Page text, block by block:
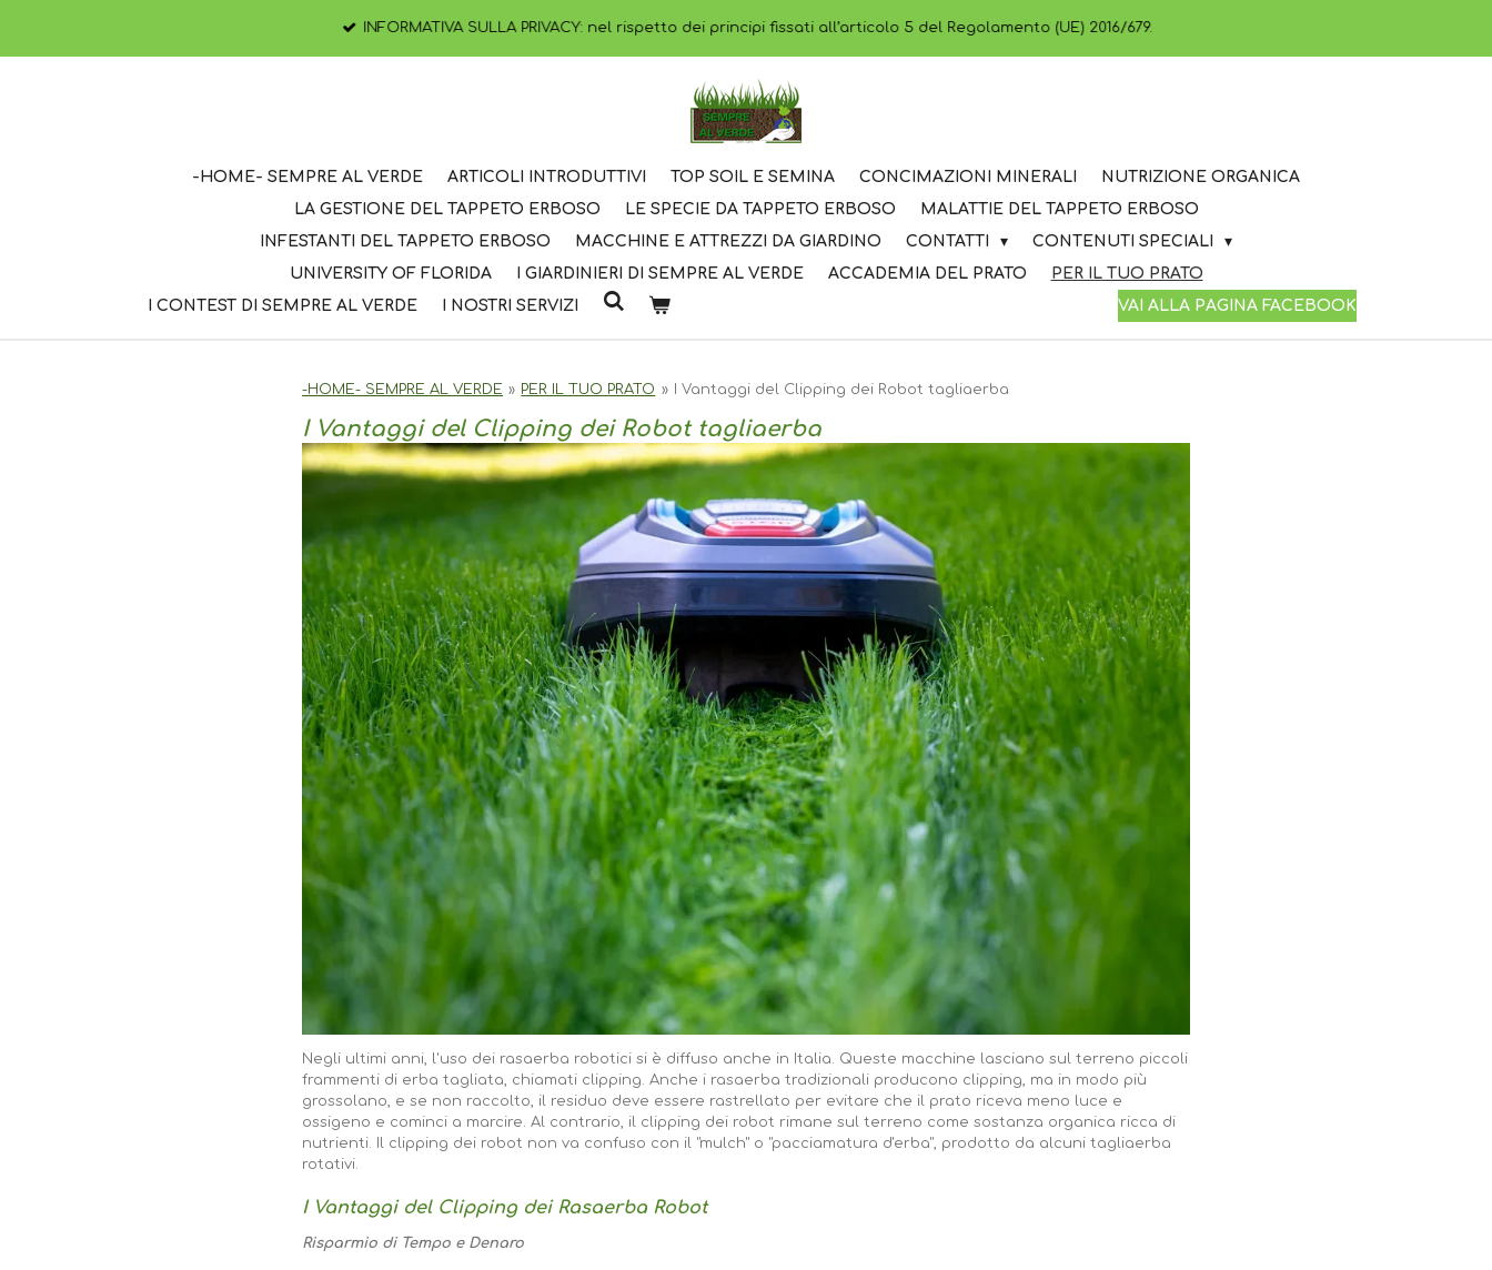
INFORMATIVA SULLA PRIVACY: nel rispetto dei principi fissati all’articolo 5 del Regolamento (UE) 2016/679.
-HOME- SEMPRE AL VERDE ARTICOLI INTRODUTTIVI TOP SOIL E SEMINA CONCIMAZIONI MINERALI
NUTRIZIONE ORGANICA
LA GESTIONE DEL TAPPETO ERBOSO
LE SPECIE DA TAPPETO ERBOSO
MALATTIE DEL TAPPETO ERBOSO
INFESTANTI DEL TAPPETO ERBOSO
MACCHINE E ATTREZZI DA GIARDINO CONTATTI
CONTENUTI SPECIALI
UNIVERSITY OF FLORIDA
I GIARDINIERI DI SEMPRE AL VERDE ACCADEMIA DEL PRATO
PER IL TUO PRATO
I CONTEST DI SEMPRE AL VERDE
I NOSTRI SERVIZI VAI ALLA PAGINA FACEBOOK
-HOME- SEMPRE AL VERDE » PER IL TUO PRATO » I Vantaggi del Clipping dei Robot tagliaerba
I Vantaggi del Clipping dei Robot tagliaerba
Negli ultimi anni, l'uso dei rasaerba robotici si è diffuso anche in Italia. Queste macchine lasciano sul terreno piccoli
frammenti di erba tagliata, chiamati clipping. Anche i rasaerba tradizionali producono clipping, ma in modo più
grossolano, e se non raccolto, il residuo deve essere rastrellato per evitare che il prato riceva meno luce e
ossigeno e cominci a marcire. Al contrario, il clipping dei robot rimane sul terreno come sostanza organica ricca di
nutrienti. Il clipping dei robot non va confuso con il "mulch" o "pacciamatura d'erba", prodotto da alcuni tagliaerba
rotativi.
I Vantaggi del Clipping dei Rasaerba Robot
Risparmio di Tempo e Denaro